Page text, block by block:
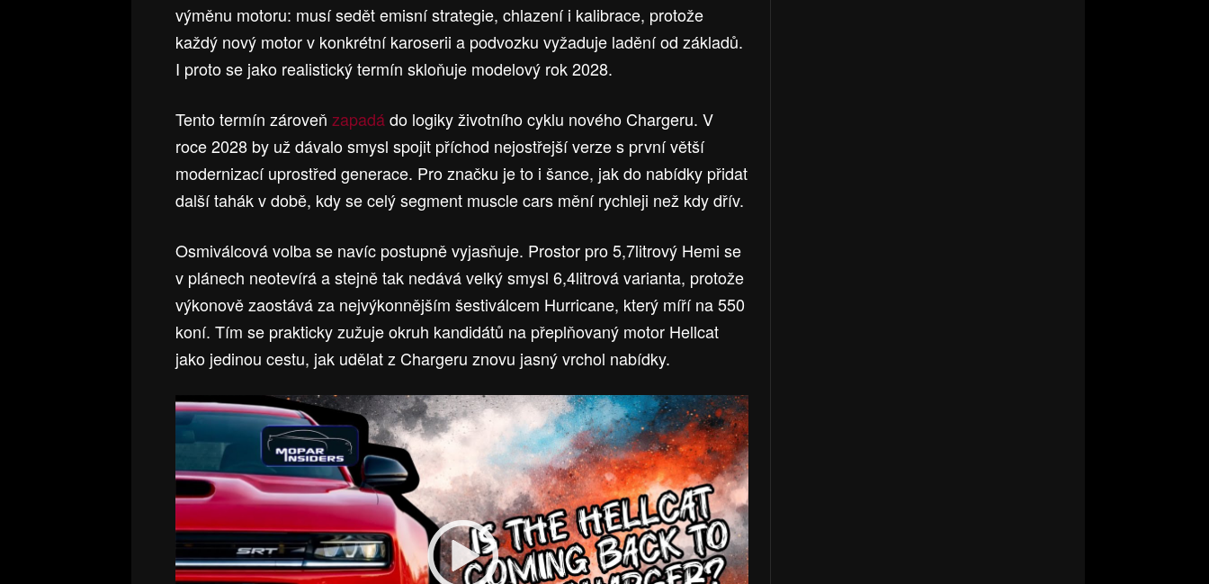
výměnu motoru: musí sedět emisní strategie, chlazení i kalibrace, protože
každý nový motor v konkrétní karoserii a podvozku vyžaduje ladění od základů.
I proto se jako realistický termín skloňuje modelový rok 2028.
Tento termín zároveň zapadádo logiky životního cyklu nového Chargeru. V
roce 2028 by už dávalo smysl spojit příchod nejostřejší verze s první větší
modernizací uprostřed generace. Pro značku je to i šance, jak do nabídky přidat
další tahák v době, kdy se celý segment muscle cars mění rychleji než kdy dřív.
Osmiválcová volba se navíc postupně vyjasňuje. Prostor pro 5,7litrový Hemi se
v plánech neotevírá a stejně tak nedává velký smysl 6,4litrová varianta, protože
výkonově zaostává za nejvýkonnějším šestiválcem Hurricane, který míří na 550
koní. Tím se prakticky zužuje okruh kandidátů na přeplňovaný motor Hellcat
jako jedinou cestu, jak udělat z Chargeru znovu jasný vrchol nabídky.